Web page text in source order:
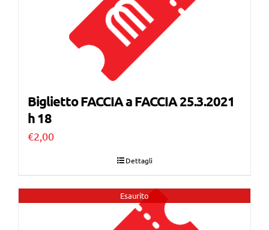
Biglietto FACCIA a FACCIA 25.3.2021
h 18
€2,00
Dettagli
Esaurito